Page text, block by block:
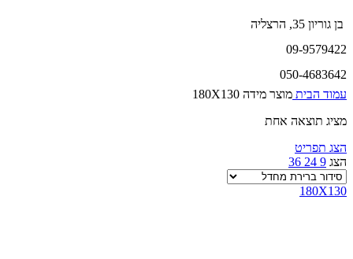
בן גוריון 35, הרצליה
09-9579422
050-4683642
עמוד הבית מוצר מידה 180X130
מציג תוצאה אחת
הצג תפריט
הצג 9
24
36
180X130